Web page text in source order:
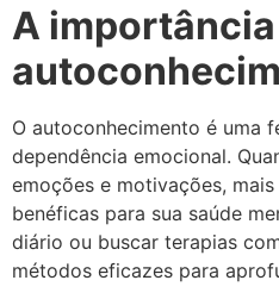
A
O autoconhecimento é uma
dependência emocional.
emoções e motivações,
benéficas para sua saúde
diário ou buscar terapias
métodos eficazes para